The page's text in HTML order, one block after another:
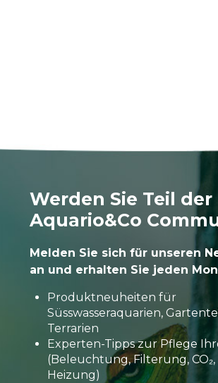
Werden Sie Teil der
Aquario&Co
Melden Sie sich für unseren
an und erhalten Sie jeden
Produktneuheiten für
Süsswasseraquarien,
Terrarien
Experten-Tipps zur Pflege
(Beleuchtung, Filterung, CO₂,
Heizung)